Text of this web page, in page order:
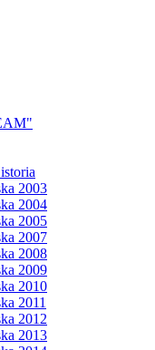
2003
2004
2005
2007
2008
2009
2010
2011
2012
2013